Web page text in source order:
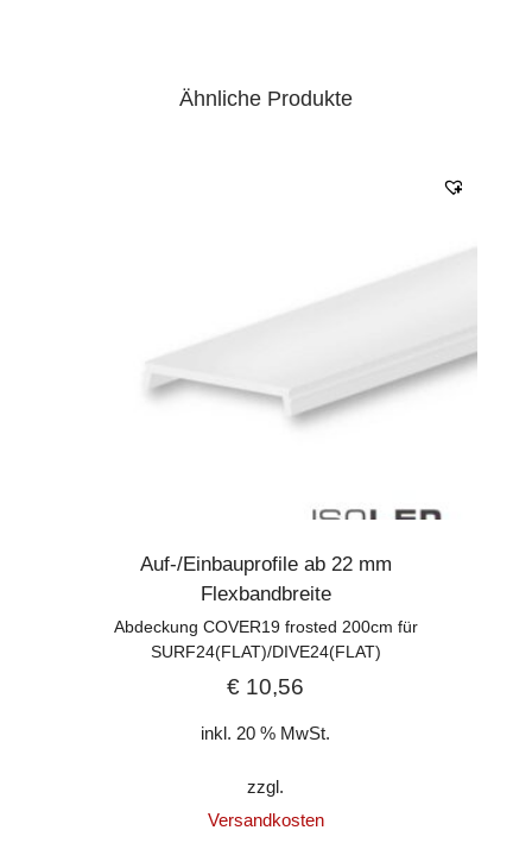
Ähnliche Produkte
Auf-/Einbauprofile ab 22 mm
Flexbandbreite
Abdeckung COVER19 frosted 200cm für
SURF24(FLAT)/DIVE24(FLAT)
€ 10,56
inkl. 20 % MwSt.
zzgl.
Versandkosten